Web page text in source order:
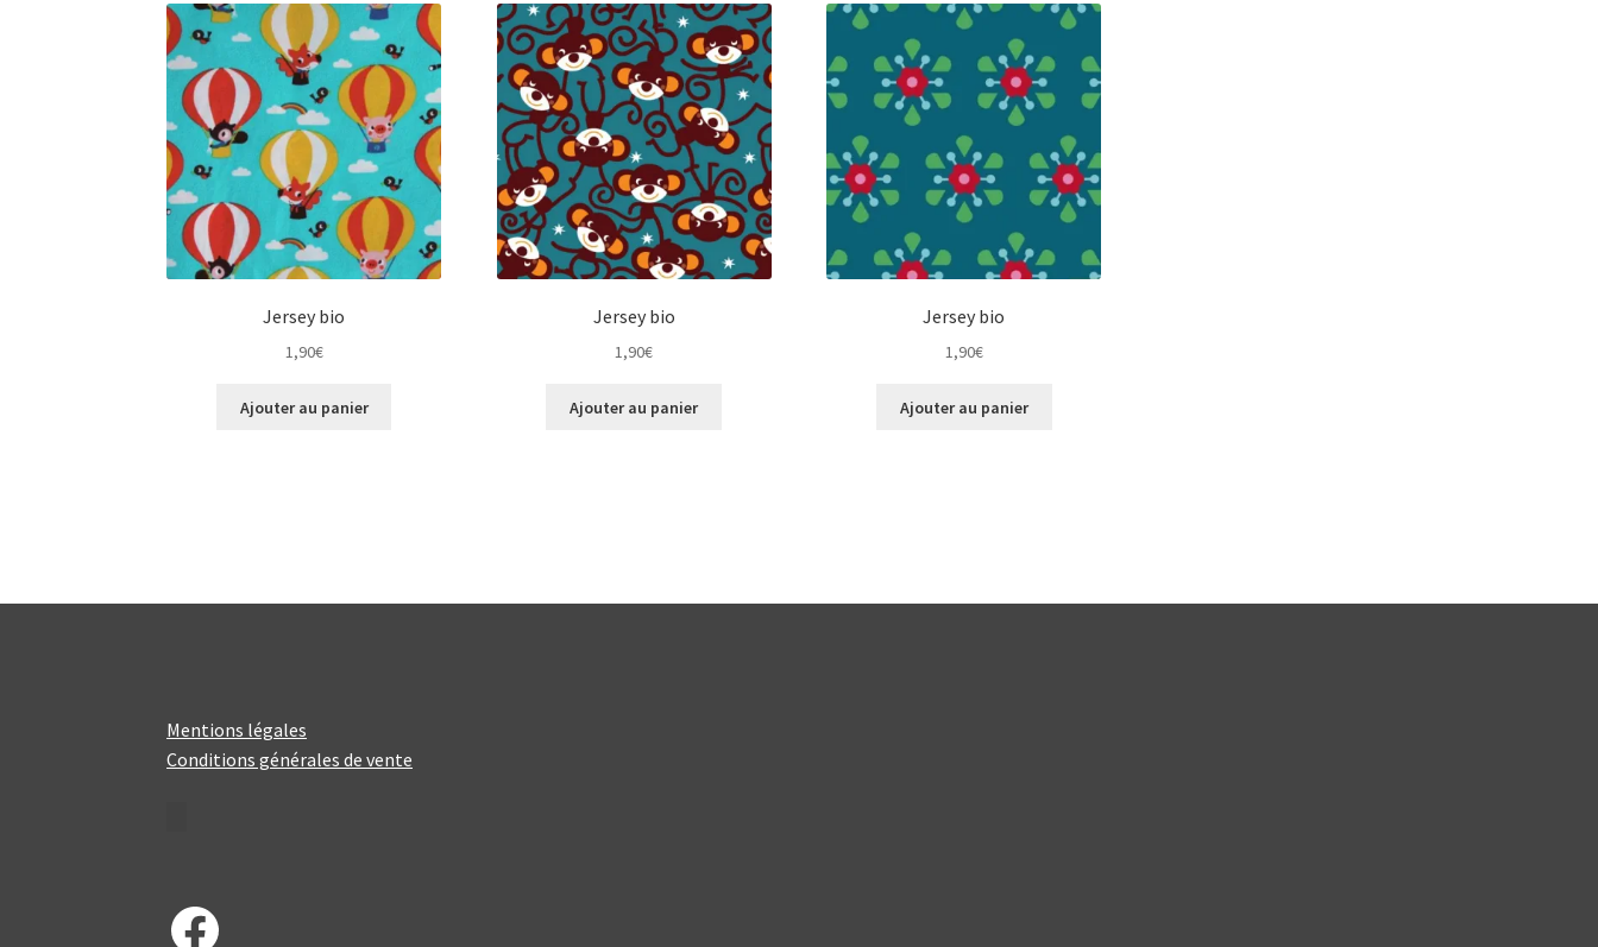
Jersey bio
1,90€
Ajouter au panier
Jersey bio
1,90€
Ajouter au panier
Jersey bio
1,90€
Ajouter au panier
Mentions légales
Conditions générales de vente
Facebook